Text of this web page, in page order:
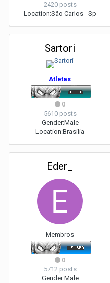
2420 posts
Location:São Carlos - Sp
Sartori
Atletas
0
5610 posts
Gender:Male
Location:Brasília
Eder_
Membros
0
5712 posts
Gender:Male